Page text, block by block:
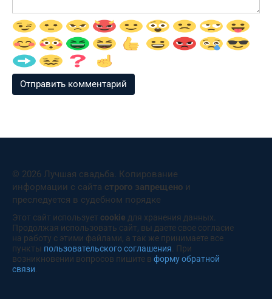
© 2026 Лучшая свадьба. Копирование
информации с сайта строго запрещено и
преследуется в судебном порядке
Этот сайт использует cookie для хранения данных.
Продолжая использовать сайт, вы даете свое согласие
на работу с этими файлами, а так же принимаете все
пункты пользовательского соглашения. При
возникновении вопросов пишите в форму обратной
связи.